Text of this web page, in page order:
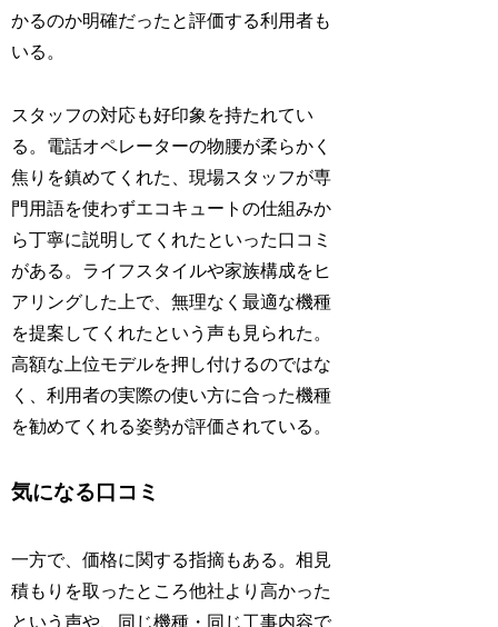
かるのか明確だったと評価する利用者も
いる。
スタッフの対応も好印象を持たれてい
る。電話オペレーターの物腰が柔らかく
焦りを鎮めてくれた、現場スタッフが専
門用語を使わずエコキュートの仕組みか
ら丁寧に説明してくれたといった口コミ
がある。ライフスタイルや家族構成をヒ
アリングした上で、無理なく最適な機種
を提案してくれたという声も見られた。
高額な上位モデルを押し付けるのではな
く、利用者の実際の使い方に合った機種
を勧めてくれる姿勢が評価されている。
気になる口コミ
一方で、価格に関する指摘もある。相見
積もりを取ったところ他社より高かった
という声や、同じ機種・同じ工事内容で